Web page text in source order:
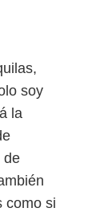
soy
la
de
como si